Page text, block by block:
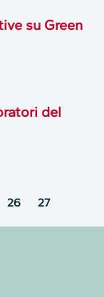
su Green
del
26 27